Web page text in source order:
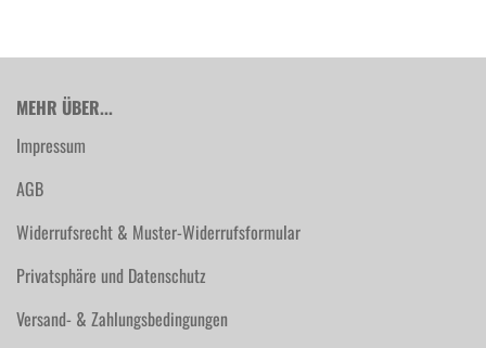
MEHR ÜBER...
Impressum
AGB
Widerrufsrecht & Muster-Widerrufsformular
Privatsphäre und Datenschutz
Versand- & Zahlungsbedingungen